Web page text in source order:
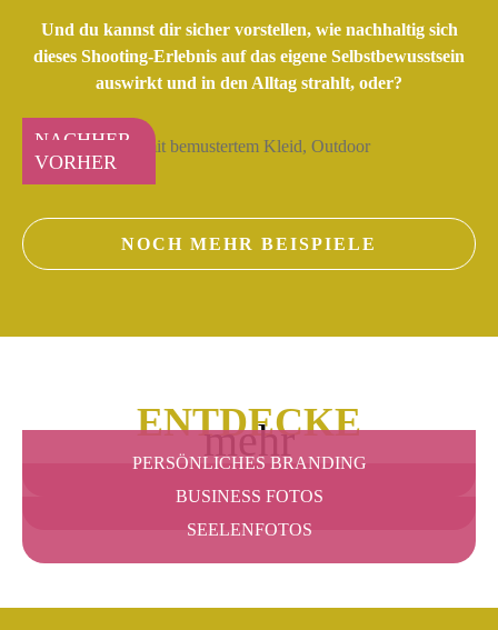
Und du kannst dir sicher vorstellen, wie nachhaltig sich
dieses Shooting-Erlebnis auf das eigene Selbstbewusstsein
auswirkt und in den Alltag strahlt, oder?
NACHHER
VORHER
NOCH MEHR BEISPIELE
ENTDECKE
mehr
PERSÖNLICHES BRANDING
BUSINESS FOTOS
SEELENFOTOS